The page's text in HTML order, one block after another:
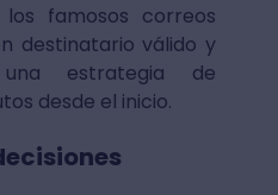
los famosos correos
destinatario válido y
estrategia de
desde el inicio.